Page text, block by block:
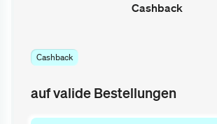
Cashback
Cashback
auf valide Bestellungen